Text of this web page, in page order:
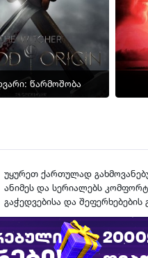
warmoshoba | The Witcher: Blood Origin" />
წარმოშობა
უყურეთ ქართულად
ანიმეს და სერიალებს
გაჭედვებისა და შეფერხებების